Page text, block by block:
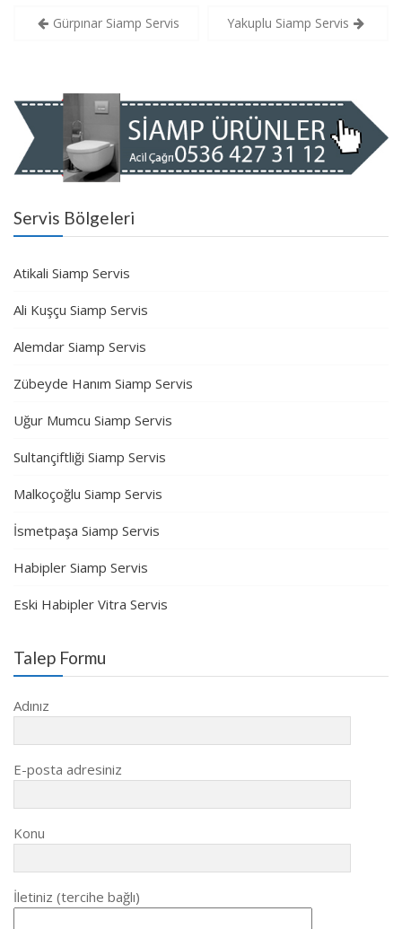
YazıGürpınar Siamp Servis Yakuplu Siamp Servis
Servis Bölgeleri
Atikali Siamp Servis
Ali Kuşçu Siamp Servis
Alemdar Siamp Servis
Zübeyde Hanım Siamp Servis
Uğur Mumcu Siamp Servis
Sultançiftliği Siamp Servis
Malkoçoğlu Siamp Servis
İsmetpaşa Siamp Servis
Habipler Siamp Servis
Eski Habipler Vitra Servis
Talep Formu
Adınız
E-posta adresiniz
Konu
İletiniz (tercihe bağlı)